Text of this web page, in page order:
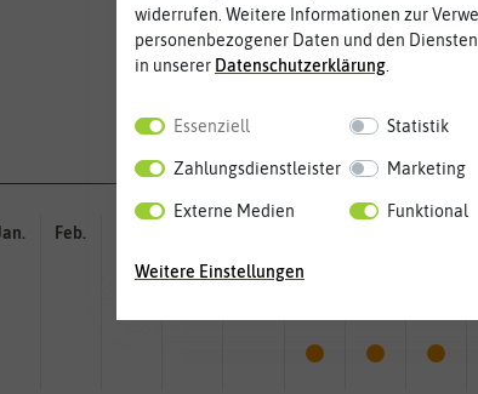
Feb.
widerrufen. Weitere Informationen zur
personenbezogener Daten und den
in unserer Daten­schutz­erklärung
Essenziell Statistik
Zahlungsdienstleister Marketing
Externe Medien Funktional
Weitere Einstellungen